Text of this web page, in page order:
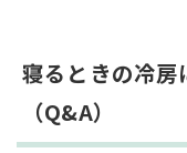
寝るときの冷
（Q&A）